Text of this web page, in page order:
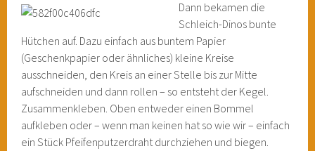
Dann bekamen die
Schleich-Dinos bunte
Hütchen auf. Dazu einfach aus buntem Papier
(Geschenkpapier oder ähnliches) kleine Kreise
ausschneiden, den Kreis an einer Stelle bis zur Mitte
aufschneiden und dann rollen – so entsteht der Kegel.
Zusammenkleben. Oben entweder einen Bommel
aufkleben oder – wenn man keinen hat so wie wir – einfach
ein Stück Pfeifenputzerdraht durchziehen und biegen.